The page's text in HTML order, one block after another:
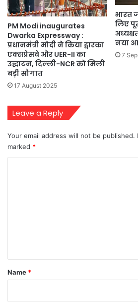
PM Modi inaugurates
Dwarka Expressway :
प्रधानमंत्री मोदी ने किया द्वारका
एक्सप्रेसवे और UER-II का
उद्घाटन, दिल्ली-NCR को मिली
बड़ी सौगात
17 August 2025
भारत
लिए
नया
7
Leave a Reply
Your email address will not be published.
marked *
*
Name *